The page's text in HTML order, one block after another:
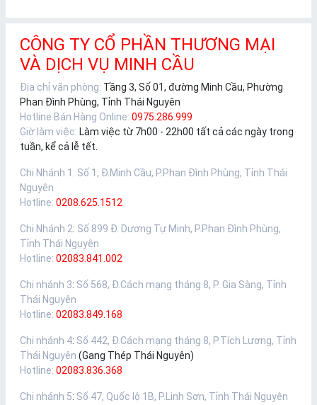
CÔNG TY CỔ PHẦN THƯƠNG MẠI
VÀ DỊCH VỤ MINH CẦU
Địa chỉ văn phòng: Tầng 3, Số 01, đường Minh Cầu, Phường
Phan Đình Phùng, Tỉnh Thái Nguyên
Hotline Bán Hàng Online: 0975.286.999
Giờ làm việc: Làm việc từ 7h00 - 22h00 tất cả các ngày trong
tuần, kể cả lễ tết.
Chi Nhánh 1 : Số 1, Đ.Minh Cầu, P.Phan Đình Phùng, Tỉnh Thái
Nguyên
Hotline: 0208.625.1512
Chi Nhánh 2: Số 899 Đ. Dương Tự Minh, P.Phan Đình Phùng,
Tỉnh Thái Nguyên
Hotline: 02083.841.002
Chi nhánh 3: Số 568, Đ.Cách mạng tháng 8, P. Gia Sàng, Tỉnh
Thái Nguyên
Hotline: 02083.849.168
Chi nhánh 4: Số 442, Đ.Cách mạng tháng 8, P.Tích Lương, Tỉnh
Thái Nguyên (Gang Thép Thái Nguyên)
Hotline: 02083.836.368
Chi nhánh 5: Số 47, Quốc lộ 1B, P.Linh Sơn, Tỉnh Thái Nguyên